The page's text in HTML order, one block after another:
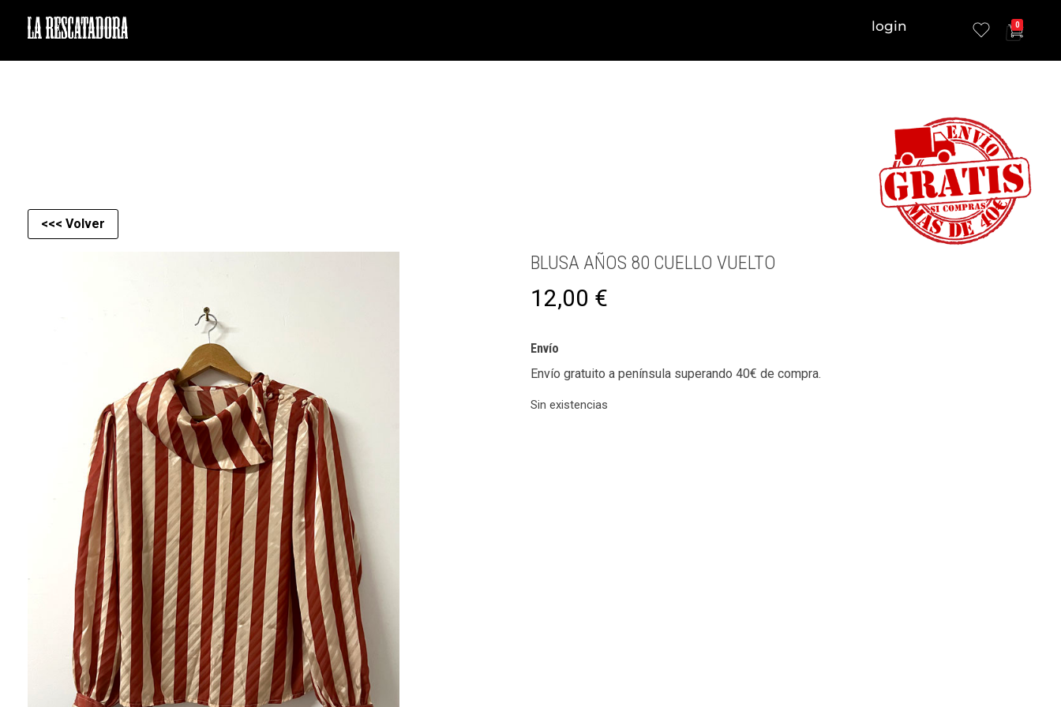
login 0
<<< Volver
BLUSA AÑOS 80 CUELLO VUELTO
12,00 €
Envío
Envío gratuito a península superando 40€ de compra.
Sin existencias